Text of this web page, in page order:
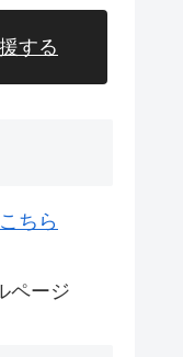
する
ちら
ページ